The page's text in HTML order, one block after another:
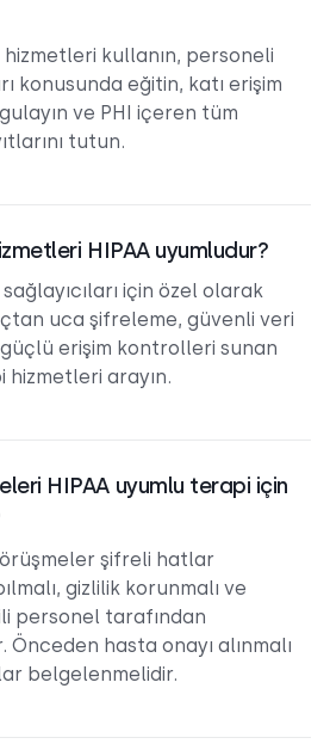
kullanın, personeli
konusunda eğitin, katı erişim
ve PHI içeren tüm
tutun.
HIPAA uyumludur?
için özel olarak
uca şifreleme, güvenli veri
erişim kontrolleri sunan
hizmetleri arayın.
HIPAA uyumlu terapi için
şifreli hatlar
gizlilik korunmalı ve
personel tarafından
hasta onayı alınmalı
belgelenmelidir.